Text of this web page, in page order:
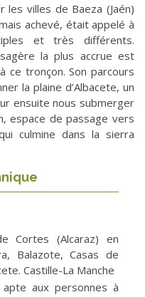
villes de Baeza (Jaén)
achevé, était appelé à
et très différents.
la plus accrue est
ce tronçon. Son parcours
la plaine d’Albacete, un
ensuite nous submerger
espace de passage vers
culmine dans la sierra
Cortes (Alcaraz) en
Balazote, Casas de
Castille-La Manche
apte aux personnes à